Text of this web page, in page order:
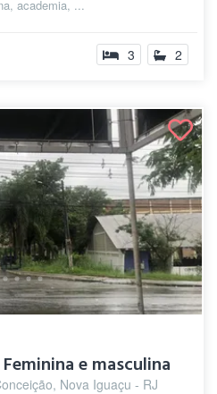
academia, ...
3 2
e masculina
Nova Iguaçu - RJ